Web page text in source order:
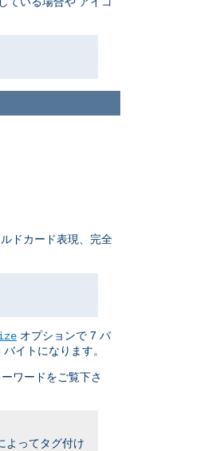
ドカード表現、完全
オプションで 7 バ
イトになります。
ワードをご覧下さ
よってタグ付け